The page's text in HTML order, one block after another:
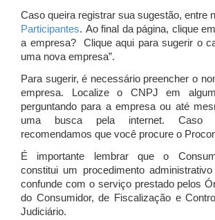
Caso queira registrar sua sugestão, entre
Participantes. Ao final da página, clique
a empresa? Clique aqui para sugerir o
uma nova empresa”.
Para sugerir, é necessário preencher o
empresa. Localize o CNPJ em
perguntando para a empresa ou até
uma busca pela internet. Caso
recomendamos que você procure o
É importante lembrar que o
constitui um procedimento
confunde com o serviço prestado pelos
do Consumidor, de Fiscalização e
Judiciário.